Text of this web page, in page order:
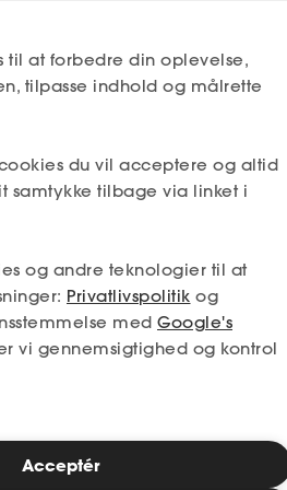
medlem
til at forbedre din oplevelse,
tilpasse indhold og målrette
du vil acceptere og altid
tilbage via linket i
og andre teknologier til at
Privatlivspolitik og
med Google's
vi gennemsigtighed og kontrol
Acceptér